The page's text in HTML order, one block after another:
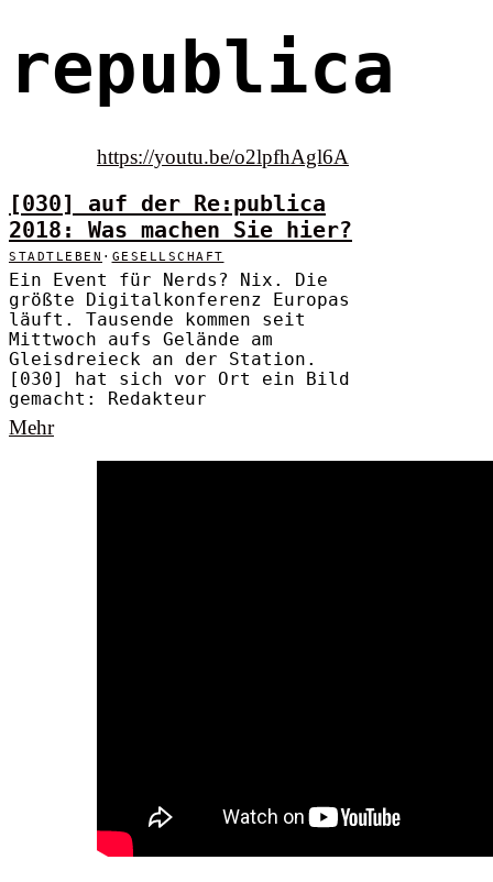
republica
https://youtu.be/o2lpfhAgl6A
[030] auf der Re:publica
2018: Was machen Sie hier?
STADTLEBEN · GESELLSCHAFT
Ein Event für Nerds? Nix. Die
größte Digitalkonferenz Europas
läuft. Tausende kommen seit
Mittwoch aufs Gelände am
Gleisdreieck an der Station.
[030] hat sich vor Ort ein Bild
gemacht: Redakteur
Mehr